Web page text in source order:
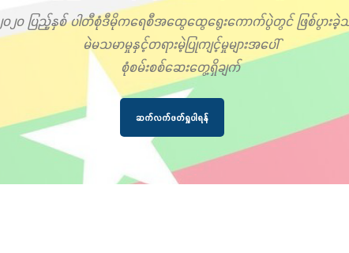
၂၀၂၀ ပြည့်နှစ် ပါတီစုံဒီမိုကရေစီအထွေထွေရွေးကောက်ပွဲတွင် ဖြစ်ပွား
မဲမသမာမှုနှင့်တရားမဲ့ပြုကျင့်မှုများအပေါ်
စုံစမ်းစစ်ဆေးတွေ့ရှိချက်
ဆက်လက်ဖတ်ရှုပါရန်